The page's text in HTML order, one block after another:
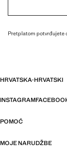
Pretplatom potvrđujete
HRVATSKA·HRVATSKI
INSTAGRAM
POMOĆ
MOJE NARUDŽBE